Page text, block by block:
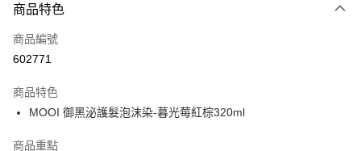
信用卡
Apple Pay
PayMe
WeChat Pay
商品特色
商品編號
602771
商品特色
MOOI 御黑泌護髮泡沫染-暮光莓紅棕320ml
商品重點